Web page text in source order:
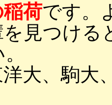
稲荷です。
を見つけ
大、駒大